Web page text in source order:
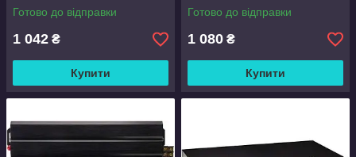
Готово до відправки
1 042 ₴
Купити
Готово до відправки
1 080 ₴
Купити